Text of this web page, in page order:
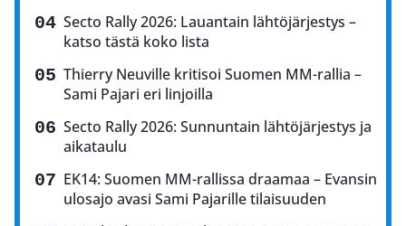
Secto Rally 2026: Lauantain lähtöjärjestys –
katso tästä koko lista
Thierry Neuville kritisoi Suomen MM-rallia –
Sami Pajari eri linjoilla
Secto Rally 2026: Sunnuntain lähtöjärjestys ja
aikataulu
EK14: Suomen MM-rallissa draamaa – Evansin
ulosajo avasi Sami Pajarille tilaisuuden